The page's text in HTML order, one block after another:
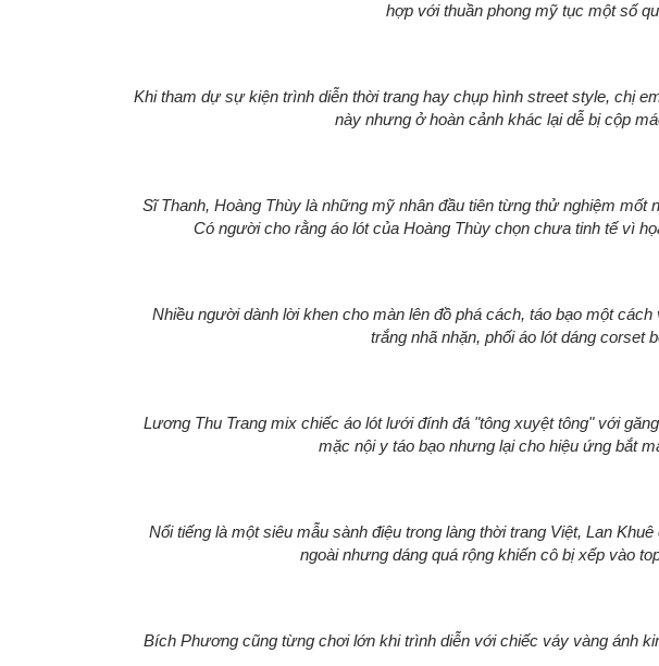
hợp với thuần phong mỹ tục một số
Khi tham dự sự kiện trình diễn thời trang hay chụp hình street style, chị
này nhưng ở hoàn cảnh khác lại dễ bị cộp
Sĩ Thanh, Hoàng Thùy là những mỹ nhân đầu tiên từng thử nghiệm mốt
Có người cho rằng áo lót của Hoàng Thùy chọn chưa tinh tế vì
Nhiều người dành lời khen cho màn lên đồ phá cách, táo bạo một
trắng nhã nhặn, phối áo lót dáng corset
Lương Thu Trang mix chiếc áo lót lưới đính đá "tông xuyệt tông" với
mặc nội y táo bạo nhưng lại cho hiệu ứng bắt
Nổi tiếng là một siêu mẫu sành điệu trong làng thời trang Việt, Lan
ngoài nhưng dáng quá rộng khiến cô bị xếp vào
Bích Phương cũng từng chơi lớn khi trình diễn với chiếc váy vàng ánh